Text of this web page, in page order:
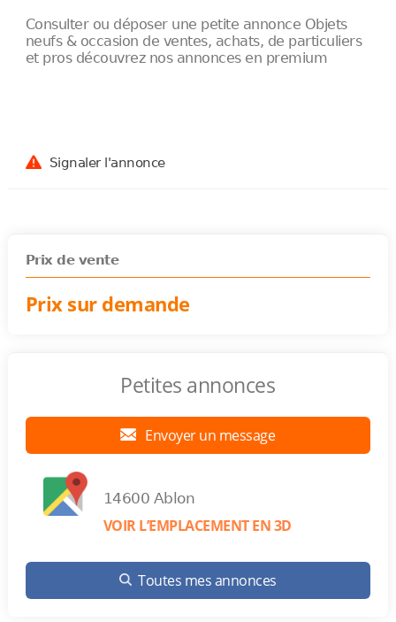
Consulter ou déposer une petite annonce Objets
neufs & occasion de ventes, achats, de particuliers
et pros découvrez nos annonces en premium
Signaler l'annonce
Prix de vente
Prix sur demande
Petites annonces
Envoyer un message
14600 Ablon
VOIR L’EMPLACEMENT EN 3D
Toutes mes annonces